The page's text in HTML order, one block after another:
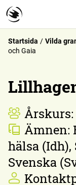
Startsida Vilda
och Gaia
Årskurs:
Ämnen:
hälsa
Svenska